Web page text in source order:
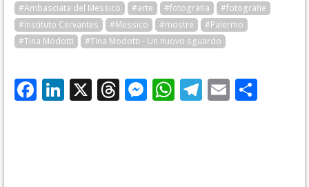
#Ambasciata del Messico #arte #fotografia
#fotografie
#Instituto Cervantes
#Messico #mostre
#Palermo
#Tina Modotti
#Tina Modotti - Un nuovo sguardo
Facebook
LinkedIn
X Threads
Messenger
WhatsApp
Telegram
Email